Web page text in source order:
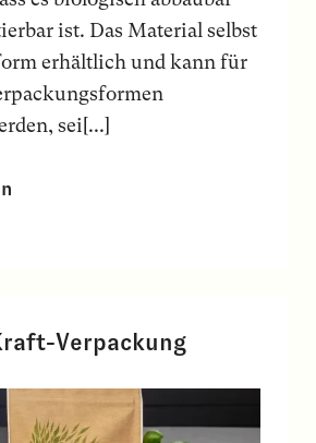
ist. Das Material selbst
erhältlich und kann für
sei[...]
Verpackung